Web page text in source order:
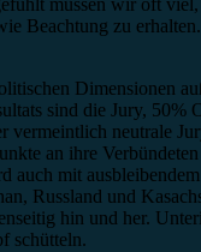
müssen wir oft
Beachtung zu
Dimensionen
sind die Jury, 50%
vermeintlich neutrale
an ihre
auch mit
Russland und
hin und her.
schütteln.